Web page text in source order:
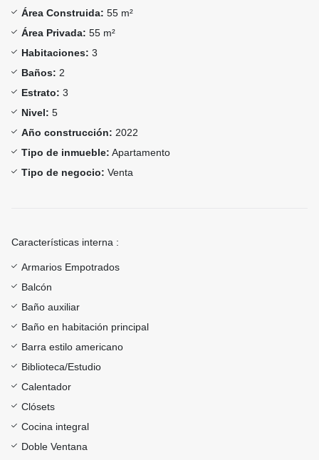
Área Construida: 55 m²
Área Privada: 55 m²
Habitaciones: 3
Baños: 2
Estrato: 3
Nivel: 5
Año construcción: 2022
Tipo de inmueble: Apartamento
Tipo de negocio: Venta
Características interna :
Armarios Empotrados
Balcón
Baño auxiliar
Baño en habitación principal
Barra estilo americano
Biblioteca/Estudio
Calentador
Clósets
Cocina integral
Doble Ventana